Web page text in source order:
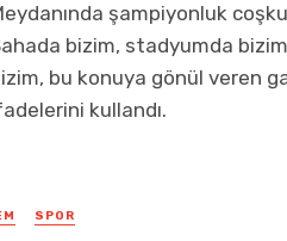
şampiyonluk
bizim, stadyumda
bu konuya gönül veren
kullandı.
SPOR